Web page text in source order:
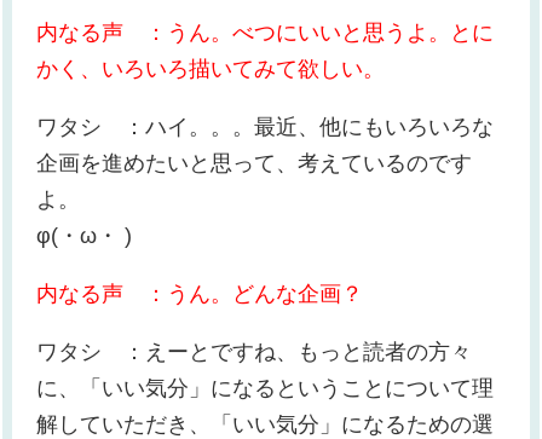
内なる声 ：うん。べつにいいと思うよ。とに
かく、いろいろ描いてみて欲しい。
ワタシ ：ハイ。。。最近、他にもいろいろな
企画を進めたいと思って、考えているのです
よ。
φ(・ω・ )
内なる声 ：うん。どんな企画？
ワタシ ：えーとですね、もっと読者の方々
に、「いい気分」になるということについて理
解していただき、「いい気分」になるための選